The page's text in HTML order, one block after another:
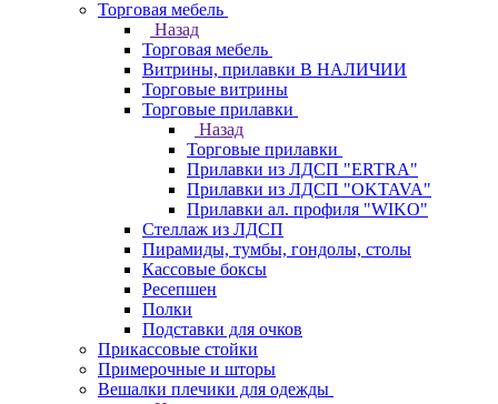
Торговая мебель
Назад
Торговая мебель
Витрины, прилавки В НАЛИЧИИ
Торговые витрины
Торговые прилавки
Назад
Торговые прилавки
Прилавки из ЛДСП "ERTRA"
Прилавки из ЛДСП "OKTAVA"
Прилавки ал. профиля "WIKO"
Стеллаж из ЛДСП
Пирамиды, тумбы, гондолы, столы
Кассовые боксы
Ресепшен
Полки
Подставки для очков
Прикассовые стойки
Примерочные и шторы
Вешалки плечики для одежды